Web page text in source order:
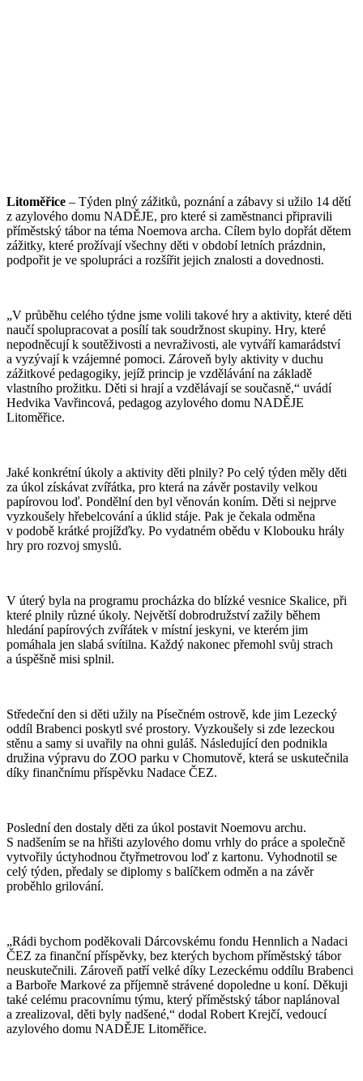
Litoměřice – Týden plný zážitků, poznání a zábavy si užilo 14 dětí
z azylového domu NADĚJE, pro které si zaměstnanci připravili
příměstský tábor na téma Noemova archa. Cílem bylo dopřát dětem
zážitky, které prožívají všechny děti v období letních prázdnin,
podpořit je ve spolupráci a rozšířit jejich znalosti a dovednosti.
„V průběhu celého týdne jsme volili takové hry a aktivity, které děti
naučí spolupracovat a posílí tak soudržnost skupiny. Hry, které
nepodněcují k soutěživosti a nevraživosti, ale vytváří kamarádství
a vyzývají k vzájemné pomoci. Zároveň byly aktivity v duchu
zážitkové pedagogiky, jejíž princip je vzdělávání na základě
vlastního prožitku. Děti si hrají a vzdělávají se současně,“ uvádí
Hedvika Vavřincová, pedagog azylového domu NADĚJE
Litoměřice.
Jaké konkrétní úkoly a aktivity děti plnily? Po celý týden měly děti
za úkol získávat zvířátka, pro která na závěr postavily velkou
papírovou loď. Pondělní den byl věnován koním. Děti si nejprve
vyzkoušely hřebelcování a úklid stáje. Pak je čekala odměna
v podobě krátké projížďky. Po vydatném obědu v Klobouku hrály
hry pro rozvoj smyslů.
V úterý byla na programu procházka do blízké vesnice Skalice, při
které plnily různé úkoly. Největší dobrodružství zažily během
hledání papírových zvířátek v místní jeskyni, ve kterém jim
pomáhala jen slabá svítilna. Každý nakonec přemohl svůj strach
a úspěšně misi splnil.
Středeční den si děti užily na Písečném ostrově, kde jim Lezecký
oddíl Brabenci poskytl své prostory. Vyzkoušely si zde lezeckou
stěnu a samy si uvařily na ohni guláš. Následující den podnikla
družina výpravu do ZOO parku v Chomutově, která se uskutečnila
díky finančnímu příspěvku Nadace ČEZ.
Poslední den dostaly děti za úkol postavit Noemovu archu.
S nadšením se na hřišti azylového domu vrhly do práce a společně
vytvořily úctyhodnou čtyřmetrovou loď z kartonu. Vyhodnotil se
celý týden, předaly se diplomy s balíčkem odměn a na závěr
proběhlo grilování.
„Rádi bychom poděkovali Dárcovskému fondu Hennlich a Nadaci
ČEZ za finanční příspěvky, bez kterých bychom příměstský tábor
neuskutečnili. Zároveň patří velké díky Lezeckému oddílu Brabenci
a Barboře Markové za příjemně strávené dopoledne u koní. Děkuji
také celému pracovnímu týmu, který příměstský tábor naplánoval
a zrealizoval, děti byly nadšené,“ dodal Robert Krejčí, vedoucí
azylového domu NADĚJE Litoměřice.